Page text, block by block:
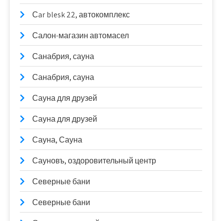
Сar blesk 22, автокомплекс
Салон-магазин автомасел
Санабрия, сауна
Санабрия, сауна
Сауна для друзей
Сауна для друзей
Сауна, Сауна
Сауновъ, оздоровительный центр
Северные бани
Северные бани